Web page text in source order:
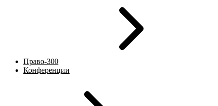
Право-300
Конференции